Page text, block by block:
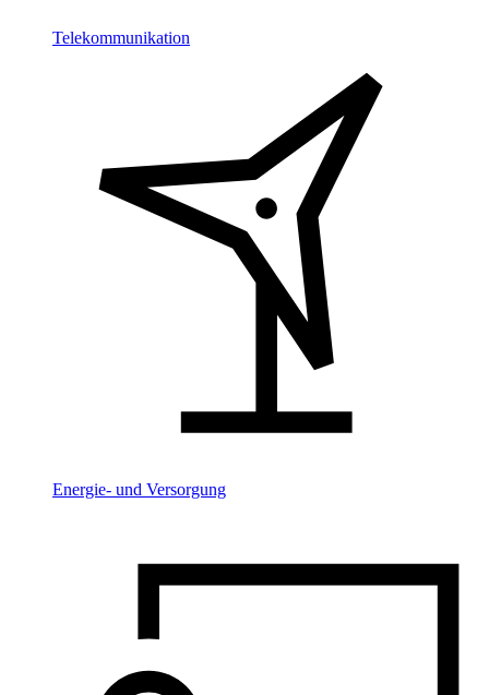
Telekommunikation
Energie- und Versorgung